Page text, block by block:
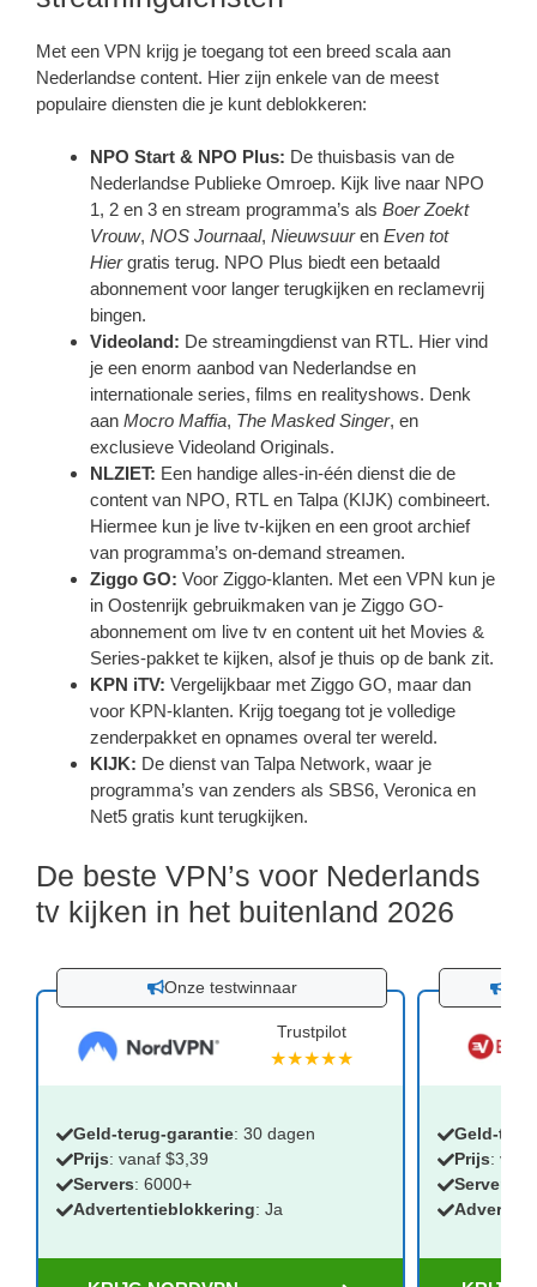
Met een VPN krijg je toegang tot een breed scala aan
Nederlandse content. Hier zijn enkele van de meest
populaire diensten die je kunt deblokkeren:
NPO Start & NPO Plus: De thuisbasis van de
Nederlandse Publieke Omroep. Kijk live naar NPO
1, 2 en 3 en stream programma’s als Boer Zoekt
Vrouw, NOS Journaal, Nieuwsuuren Even tot
Hiergratis terug. NPO Plus biedt een betaald
abonnement voor langer terugkijken en reclamevrij
bingen.
Videoland: De streamingdienst van RTL. Hier vind
je een enorm aanbod van Nederlandse en
internationale series, films en realityshows. Denk
aan Mocro Maffia, The Masked Singer, en
exclusieve Videoland Originals.
NLZIET: Een handige alles-in-één dienst die de
content van NPO, RTL en Talpa (KIJK) combineert.
Hiermee kun je live tv-kijken en een groot archief
van programma’s on-demand streamen.
Ziggo GO: Voor Ziggo-klanten. Met een VPN kun je
in Oostenrijk gebruikmaken van je Ziggo GO-
abonnement om live tv en content uit het Movies &
Series-pakket te kijken, alsof je thuis op de bank zit.
KPN iTV: Vergelijkbaar met Ziggo GO, maar dan
voor KPN-klanten. Krijg toegang tot je volledige
zenderpakket en opnames overal ter wereld.
KIJK: De dienst van Talpa Network, waar je
programma’s van zenders als SBS6, Veronica en
Net5 gratis kunt terugkijken.
De beste VPN’s voor Nederlands
tv kijken in het buitenland 2026
Onze testwinnaar
Trustpilot
★★★★★
Geld-terug-garantie: 30 dagen
Prijs: vanaf $3,39
Servers: 6000+
Advertentieblokkering: Ja
Geld-
Prijs:
Servers